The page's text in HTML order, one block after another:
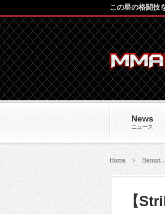
News
ニュース
この星の格闘技
Home Report
【